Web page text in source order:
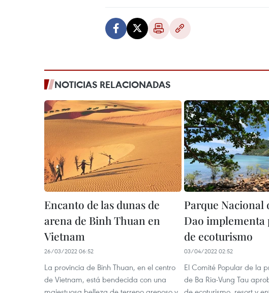
NOTICIAS RELACIONADAS
Encanto de las dunas de
arena de Binh Thuan en
Vietnam
26/03/2022 06:52
La provincia de Binh Thuan, en el centro
de Vietnam, está bendecida con una
Parque Nacional
Dao implementa
de ecoturismo
03/04/2022 02:52
El Comité Popular de la
de Ba Ria-Vung Tau